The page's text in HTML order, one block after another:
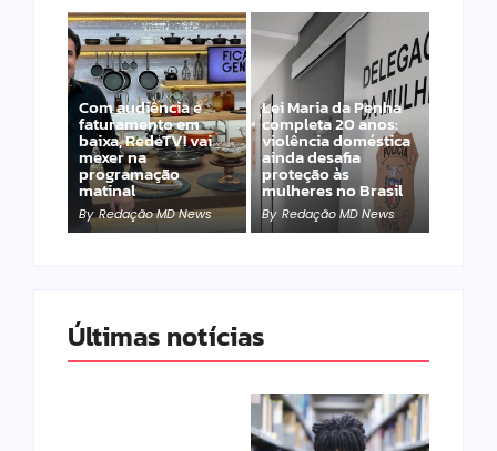
Com audiência e
faturamento em
baixa, RedeTV! vai
mexer na
programação
matinal
By Redação MD News
Lei Maria da Penha
completa 20 anos:
violência doméstica
ainda desafia
proteção às
mulheres no Brasil
By Redação MD News
Últimas notícias